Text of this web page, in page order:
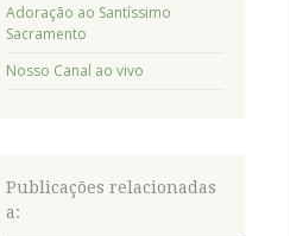
Adoração ao Santíssimo
Sacramento
Nosso Canal ao vivo
Publicações relacionadas
a: